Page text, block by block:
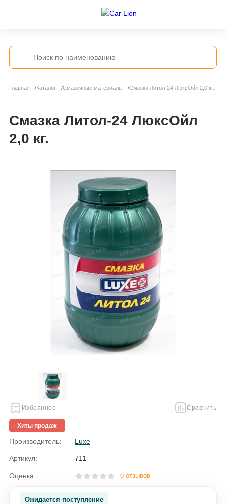
Главная Каталог Смазочные материалы Смазка Литол-24 ЛюксОйл 2,0 кг.
Смазка Литол-24 ЛюксОйл
2,0 кг.
Избранное Сравнить
Хиты продаж
Производитель: Luxe
Артикул: 711
Оценка: 0 отзывов
Ожидается поступление